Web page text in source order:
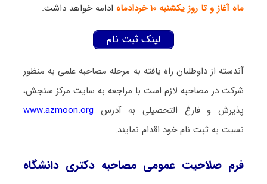
ماه آغاز و تا روز یکشنبه ۱۰ خردادماه
ادامه خواهد داشت.
لینک ثبت نام
آندسته از داوطلبان راه یافته به مرحله مصاحبه علمی به منظور
شرکت در مصاحبه لازم است با مراجعه به سایت مرکز سنجش،
پذیرش و فارغ التحصیلی به آدرس www.azmoon.org
نسبت به ثبت نام خود اقدام نمایند.
فرم صلاحیت عمومی مصاحبه دکتری دانشگاه